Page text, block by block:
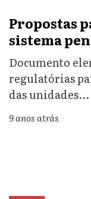
Propostas
sistema
Documento
regulatórias
das unidades...
9 anos atrás